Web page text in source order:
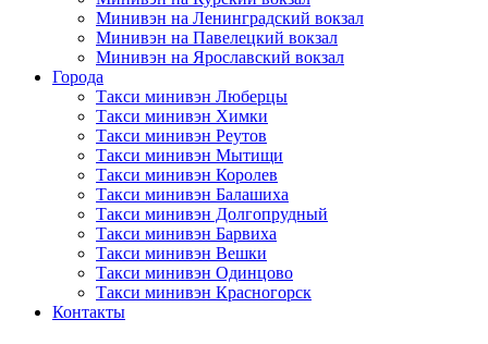
Минивэн на Ленинградский вокзал
Минивэн на Павелецкий вокзал
Минивэн на Ярославский вокзал
Города
Такси минивэн Люберцы
Такси минивэн Химки
Такси минивэн Реутов
Такси минивэн Мытищи
Такси минивэн Королев
Такси минивэн Балашиха
Такси минивэн Долгопрудный
Такси минивэн Барвиха
Такси минивэн Вешки
Такси минивэн Одинцово
Такси минивэн Красногорск
Контакты